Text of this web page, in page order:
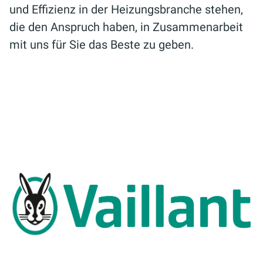
und Effizienz in der Heizungsbranche stehen,
die den Anspruch haben, in Zusammenarbeit
mit uns für Sie das Beste zu geben.